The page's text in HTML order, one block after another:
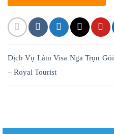
Dịch Vụ Làm Visa Nga Trọn Gói
– Royal Tourist